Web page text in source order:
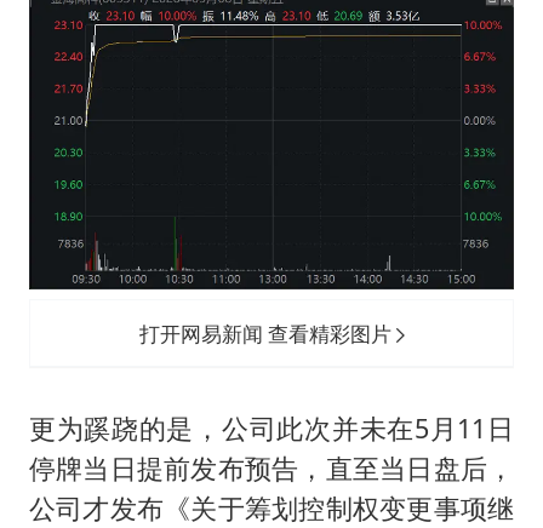
打开网易新闻 查看精彩图片
更为蹊跷的是，公司此次并未在5月11日
停牌当日提前发布预告，直至当日盘后，
公司才发布《关于筹划控制权变更事项继